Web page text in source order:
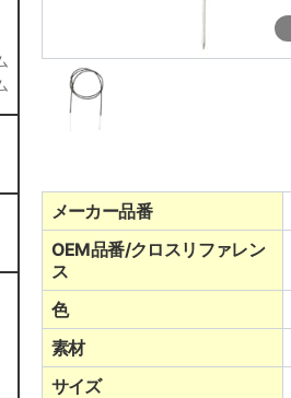
メーカー品番
OEM品番/クロスリファレン
ス
色
素材
サイズ